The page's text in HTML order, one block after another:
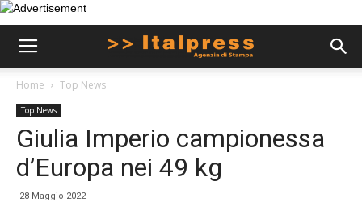
Home Top News
Top News
Giulia Imperio campionessa
d’Europa nei 49 kg
28 Maggio 2022